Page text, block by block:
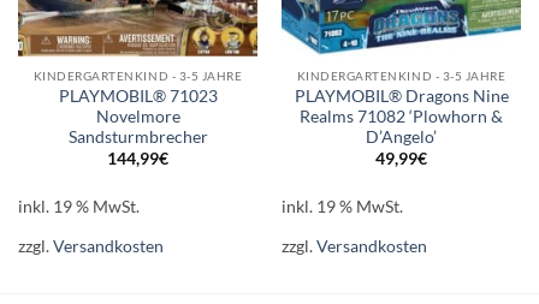
KINDERGARTENKIND - 3-5 JAHRE
PLAYMOBIL® 71023
Novelmore
Sandsturmbrecher
144,99€
inkl. 19 % MwSt.
zzgl.Versandkosten
KINDERGARTENKIND - 3-5 JAHRE
PLAYMOBIL® Dragons Nine
Realms 71082 ‘Plowhorn &
D’Angelo’
49,99€
inkl. 19 % MwSt.
zzgl.Versandkosten